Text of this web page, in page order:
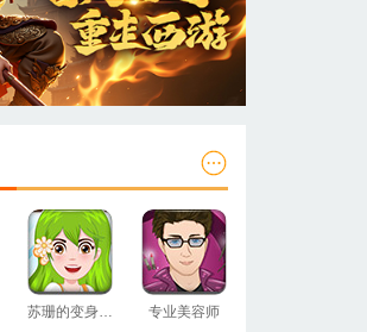
苏珊的变身魔法 专业美容师